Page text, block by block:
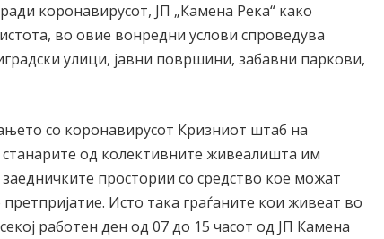
коронавирусот, ЈП „Камена Река“ како
во овие вонредни услови спроведува
улици, јавни површини, забавни паркови,
со коронавирусот Кризниот штаб на
од колективните живеалишта им
простории со средство кое можат
Исто така граѓаните кои живеат во
работен ден од 07 до 15 часот од ЈП Камена